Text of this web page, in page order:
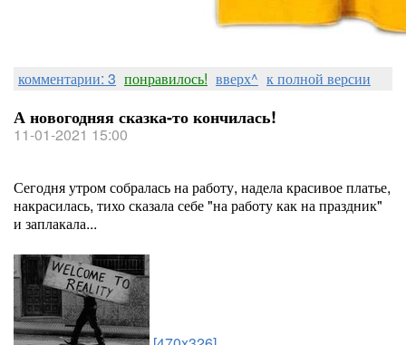
комментарии: 3 понравилось! вверх^ к полной версии
А новогодняя сказка-то кончилась!
11-01-2021 15:00
Сегодня утром собралась на работу, надела красивое платье,
накрасилась, тихо сказала себе "на работу как на праздник"
и заплакала...